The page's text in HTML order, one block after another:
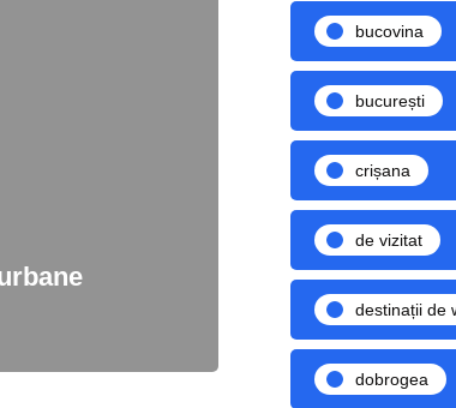
bucovina
bucurești
crișana
de vizitat
destinații de
dobrogea